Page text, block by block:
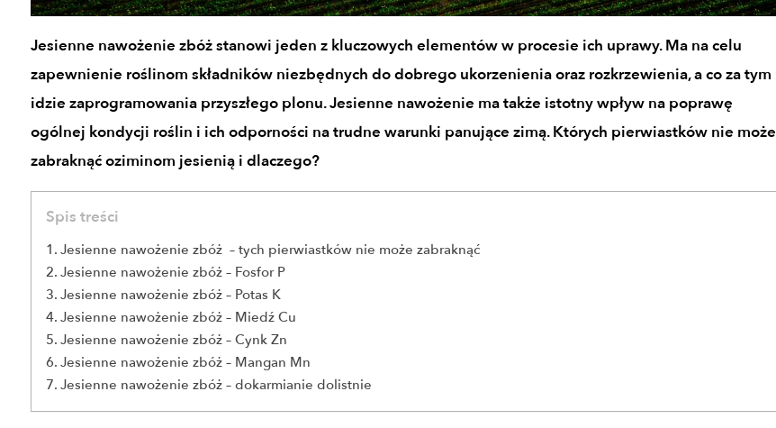
Jesienne nawożenie zbóż stanowi jeden z kluczowych elementów w procesie ich uprawy. Ma na celu
zapewnienie roślinom składników niezbędnych do dobrego ukorzenienia oraz rozkrzewienia, a co za tym
idzie zaprogramowania przyszłego plonu. Jesienne nawożenie ma także istotny wpływ na poprawę
ogólnej kondycji roślin i ich odporności na trudne warunki panujące zimą. Których pierwiastków nie może
zabraknąć oziminom jesienią i dlaczego?
Spis treści
Jesienne nawożenie zbóż – tych pierwiastków nie może zabraknąć
Jesienne nawożenie zbóż – Fosfor P
Jesienne nawożenie zbóż – Potas K
Jesienne nawożenie zbóż – Miedź Cu
Jesienne nawożenie zbóż – Cynk Zn
Jesienne nawożenie zbóż – Mangan Mn
Jesienne nawożenie zbóż – dokarmianie dolistnie